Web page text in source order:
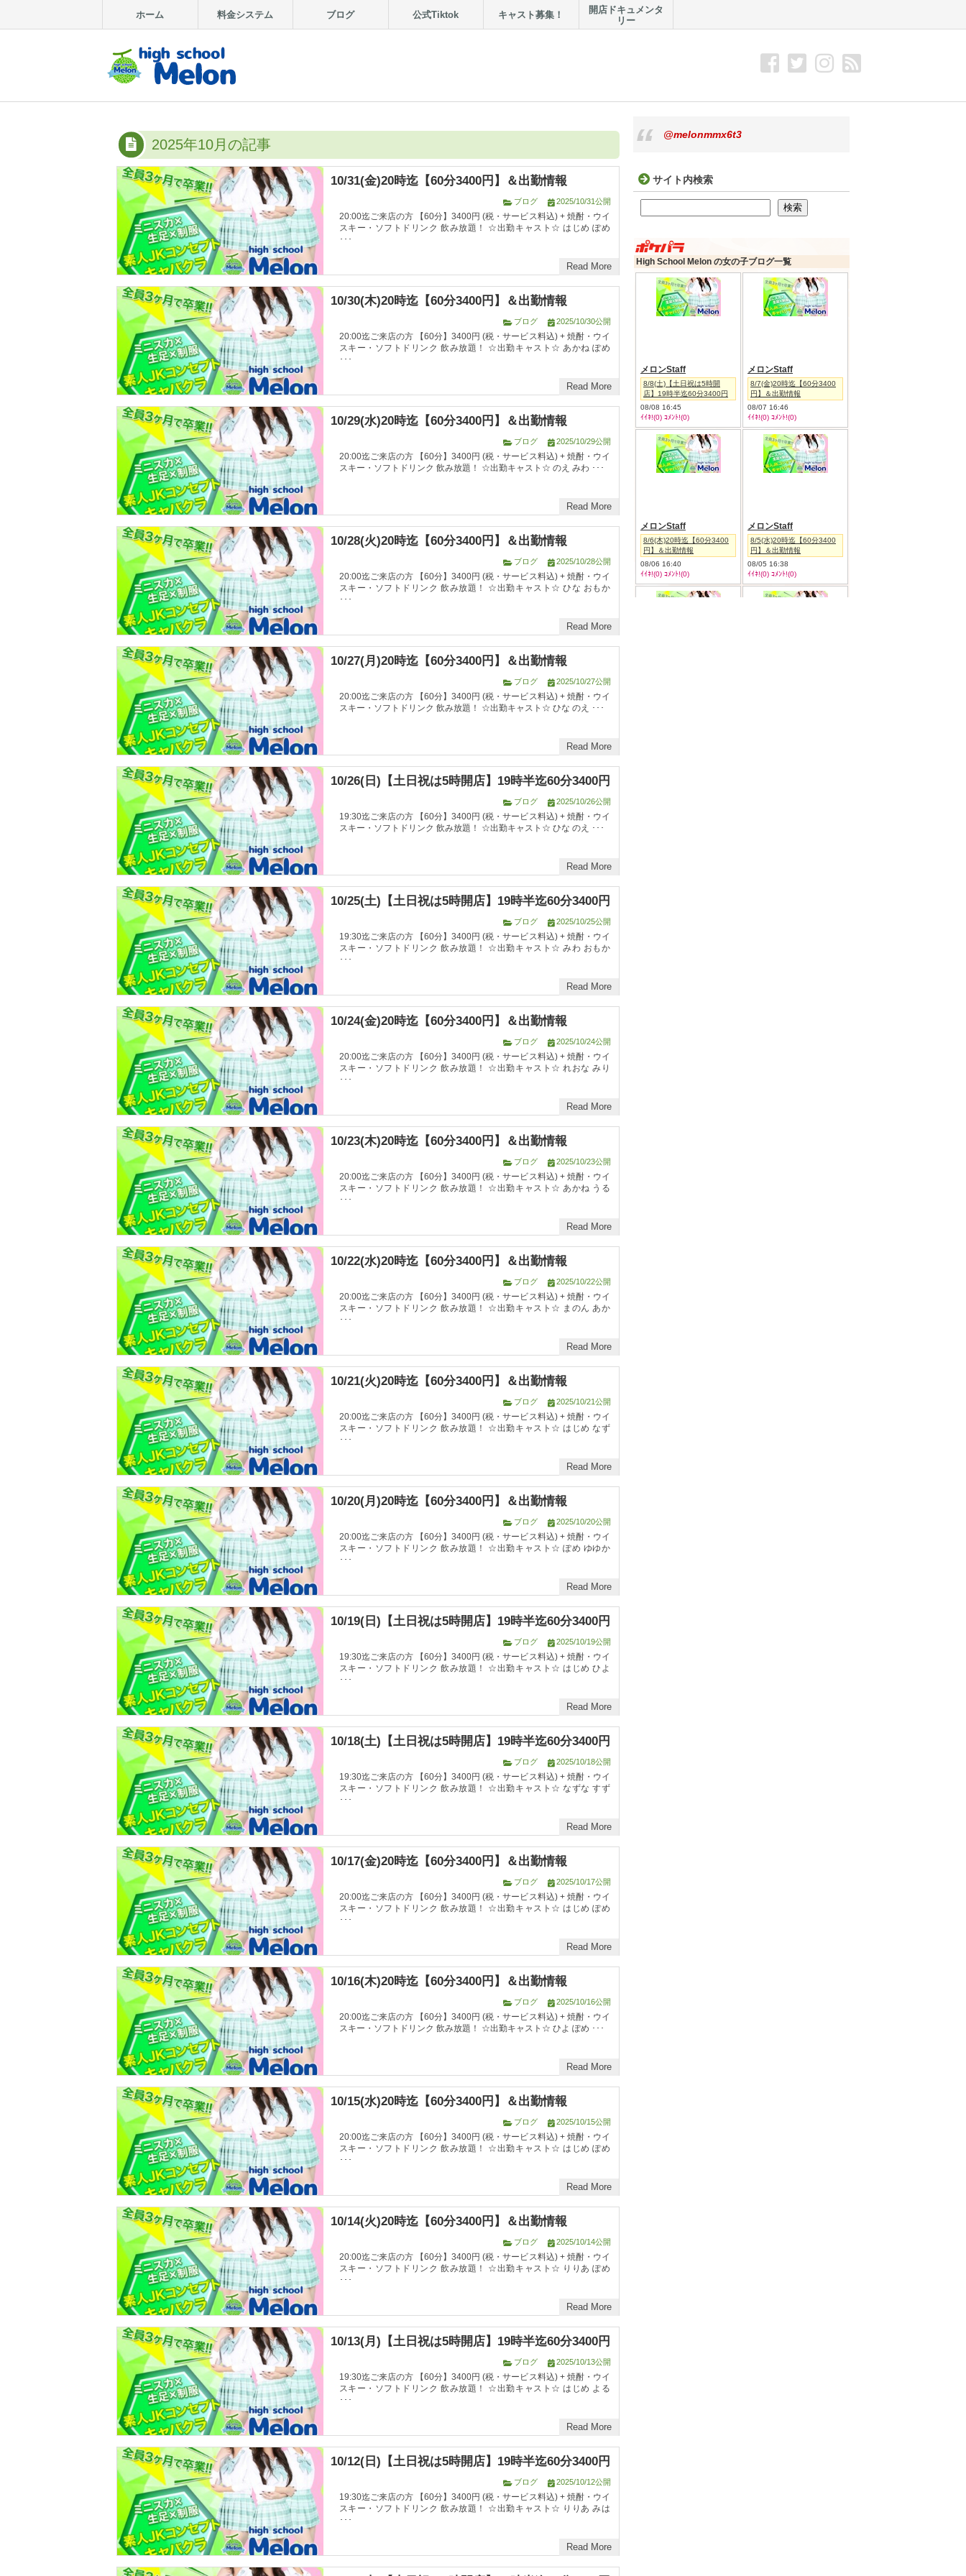
ホーム 料金システム ブログ 公式Tiktok キャスト募集！
開店ドキュメンタ
リー
2025年10月の記事
10/31(金)20時迄【60分3400円】＆出勤情報
ブログ 2025/10/31公開
20:00迄ご来店の方 【60分】3400円 (税・サービス料込) + 焼酎・ウイ
スキー・ソフトドリンク 飲み放題！ ☆出勤キャスト☆ はじめ ぽめ
･･･
Read More
10/30(木)20時迄【60分3400円】＆出勤情報
ブログ 2025/10/30公開
20:00迄ご来店の方 【60分】3400円 (税・サービス料込) + 焼酎・ウイ
スキー・ソフトドリンク 飲み放題！ ☆出勤キャスト☆ あかね ぽめ
･･･
Read More
10/29(水)20時迄【60分3400円】＆出勤情報
ブログ 2025/10/29公開
20:00迄ご来店の方 【60分】3400円 (税・サービス料込) + 焼酎・ウイ
スキー・ソフトドリンク 飲み放題！ ☆出勤キャスト☆ のえ みわ ･･･
Read More
10/28(火)20時迄【60分3400円】＆出勤情報
ブログ 2025/10/28公開
20:00迄ご来店の方 【60分】3400円 (税・サービス料込) + 焼酎・ウイ
スキー・ソフトドリンク 飲み放題！ ☆出勤キャスト☆ ひな おもか
･･･
Read More
10/27(月)20時迄【60分3400円】＆出勤情報
ブログ 2025/10/27公開
20:00迄ご来店の方 【60分】3400円 (税・サービス料込) + 焼酎・ウイ
スキー・ソフトドリンク 飲み放題！ ☆出勤キャスト☆ ひな のえ ･･･
Read More
10/26(日)【土日祝は5時開店】19時半迄60分3400円
ブログ 2025/10/26公開
19:30迄ご来店の方 【60分】3400円 (税・サービス料込) + 焼酎・ウイ
スキー・ソフトドリンク 飲み放題！ ☆出勤キャスト☆ ひな のえ ･･･
Read More
10/25(土)【土日祝は5時開店】19時半迄60分3400円
ブログ 2025/10/25公開
19:30迄ご来店の方 【60分】3400円 (税・サービス料込) + 焼酎・ウイ
スキー・ソフトドリンク 飲み放題！ ☆出勤キャスト☆ みわ おもか
･･･
Read More
10/24(金)20時迄【60分3400円】＆出勤情報
ブログ 2025/10/24公開
20:00迄ご来店の方 【60分】3400円 (税・サービス料込) + 焼酎・ウイ
スキー・ソフトドリンク 飲み放題！ ☆出勤キャスト☆ れおな みり
･･･
Read More
10/23(木)20時迄【60分3400円】＆出勤情報
ブログ 2025/10/23公開
20:00迄ご来店の方 【60分】3400円 (税・サービス料込) + 焼酎・ウイ
スキー・ソフトドリンク 飲み放題！ ☆出勤キャスト☆ あかね うる
･･･
Read More
10/22(水)20時迄【60分3400円】＆出勤情報
ブログ 2025/10/22公開
20:00迄ご来店の方 【60分】3400円 (税・サービス料込) + 焼酎・ウイ
スキー・ソフトドリンク 飲み放題！ ☆出勤キャスト☆ まのん あか
･･･
Read More
10/21(火)20時迄【60分3400円】＆出勤情報
ブログ 2025/10/21公開
20:00迄ご来店の方 【60分】3400円 (税・サービス料込) + 焼酎・ウイ
スキー・ソフトドリンク 飲み放題！ ☆出勤キャスト☆ はじめ なず
･･･
Read More
10/20(月)20時迄【60分3400円】＆出勤情報
ブログ 2025/10/20公開
20:00迄ご来店の方 【60分】3400円 (税・サービス料込) + 焼酎・ウイ
スキー・ソフトドリンク 飲み放題！ ☆出勤キャスト☆ ぽめ ゆゆか
･･･
Read More
10/19(日)【土日祝は5時開店】19時半迄60分3400円
ブログ 2025/10/19公開
19:30迄ご来店の方 【60分】3400円 (税・サービス料込) + 焼酎・ウイ
スキー・ソフトドリンク 飲み放題！ ☆出勤キャスト☆ はじめ ひよ
･･･
Read More
10/18(土)【土日祝は5時開店】19時半迄60分3400円
ブログ 2025/10/18公開
19:30迄ご来店の方 【60分】3400円 (税・サービス料込) + 焼酎・ウイ
スキー・ソフトドリンク 飲み放題！ ☆出勤キャスト☆ なずな すず
･･･
Read More
10/17(金)20時迄【60分3400円】＆出勤情報
ブログ 2025/10/17公開
20:00迄ご来店の方 【60分】3400円 (税・サービス料込) + 焼酎・ウイ
スキー・ソフトドリンク 飲み放題！ ☆出勤キャスト☆ はじめ ぽめ
･･･
Read More
10/16(木)20時迄【60分3400円】＆出勤情報
ブログ 2025/10/16公開
20:00迄ご来店の方 【60分】3400円 (税・サービス料込) + 焼酎・ウイ
スキー・ソフトドリンク 飲み放題！ ☆出勤キャスト☆ ひよ ぽめ ･･･
Read More
10/15(水)20時迄【60分3400円】＆出勤情報
ブログ 2025/10/15公開
20:00迄ご来店の方 【60分】3400円 (税・サービス料込) + 焼酎・ウイ
スキー・ソフトドリンク 飲み放題！ ☆出勤キャスト☆ はじめ ぽめ
･･･
Read More
10/14(火)20時迄【60分3400円】＆出勤情報
ブログ 2025/10/14公開
20:00迄ご来店の方 【60分】3400円 (税・サービス料込) + 焼酎・ウイ
スキー・ソフトドリンク 飲み放題！ ☆出勤キャスト☆ りりあ ぽめ
･･･
Read More
10/13(月)【土日祝は5時開店】19時半迄60分3400円
ブログ 2025/10/13公開
19:30迄ご来店の方 【60分】3400円 (税・サービス料込) + 焼酎・ウイ
スキー・ソフトドリンク 飲み放題！ ☆出勤キャスト☆ はじめ よる
･･･
Read More
10/12(日)【土日祝は5時開店】19時半迄60分3400円
ブログ 2025/10/12公開
19:30迄ご来店の方 【60分】3400円 (税・サービス料込) + 焼酎・ウイ
スキー・ソフトドリンク 飲み放題！ ☆出勤キャスト☆ りりあ みは
･･･
Read More
@melonmmx6t3
サイト内検索
検索